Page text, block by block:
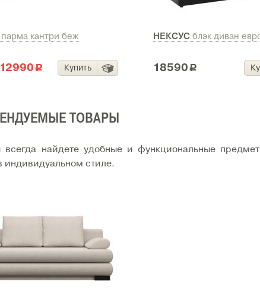
парма кантри беж
12990 c Купить
НЕКСУС блэк диван
18590 c
ТОВАРЫ
найдете удобные и функциональные
индивидуальном стиле.